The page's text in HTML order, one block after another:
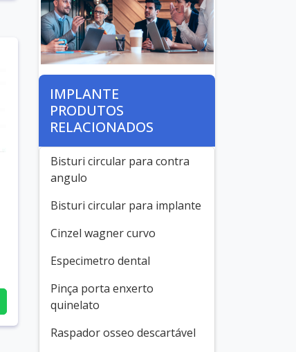
IMPLANTE
PRODUTOS
RELACIONADOS
Bisturi circular para contra
angulo
Bisturi circular para implante
Cinzel wagner curvo
Especimetro dental
Pinça porta enxerto
quinelato
Raspador osseo descartável